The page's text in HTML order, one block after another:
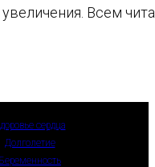
Всем
сердца
Долголетие
Беременность